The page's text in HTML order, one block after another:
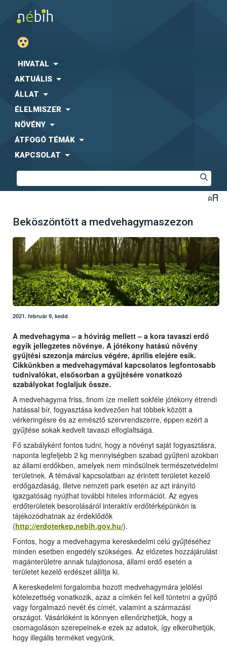
HIVATAL
AKTUÁLIS
ÁLLAT
ÉLELMISZER
NÖVÉNY
ÁTFOGÓ TÉMÁK
KAPCSOLAT
Beköszöntött a medvehagymaszezon
2021. február 9, kedd
A medvehagyma – a hóvirág mellett – a kora tavaszi erdő
egyik jellegzetes növénye. A jótékony hatású növény
gyűjtési szezonja március végére, április elejére esik.
Cikkünkben a medvehagymával kapcsolatos legfontosabb
tudnivalókat, elsősorban a gyűjtésére vonatkozó
szabályokat foglaljuk össze.
A medvehagyma friss, finom íze mellett sokféle jótékony étrendi
hatással bír, fogyasztása kedvezően hat többek között a
vérkeringésre és az emésztő szervrendszerre, éppen ezért a
gyűjtése sokak kedvelt tavaszi elfoglaltsága.
Fő szabályként fontos tudni, hogy a növényt saját fogyasztásra,
naponta legfeljebb 2 kg mennyiségben szabad gyűjteni azokban
az állami erdőkben, amelyek nem minősülnek természetvédelmi
területnek. A témával kapcsolatban az érintett területet kezelő
erdőgazdaság, illetve nemzeti park esetén az azt irányító
igazgatóság nyújthat további hiteles információt. Az egyes
erdőterületek besorolásáról interaktív erdőtérképünkön is
tájékozódhatnak az érdeklődők
(http://erdoterkep.nebih.gov.hu/).
Fontos, hogy a medvehagyma kereskedelmi célú gyűjtéséhez
minden esetben engedély szükséges. Az előzetes hozzájárulást
magánterületre annak tulajdonosa, állami erdő esetén a
területet kezelő erdészet állítja ki.
A kereskedelmi forgalomba hozott medvehagymára jelölési
kötelezettség vonatkozik, azaz a címkén fel kell tüntetni a gyűjtő
vagy forgalmazó nevét és címét, valamint a származási
országot. Vásárlóként is könnyen ellenőrizhetjük, hogy a
csomagoláson szerepelnek-e ezek az adatok, így elkerülhetjük,
hogy illegális terméket vegyünk.